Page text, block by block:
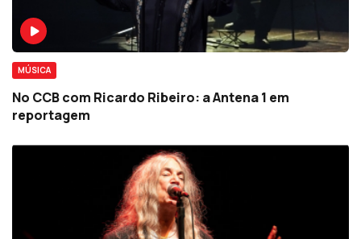
MÚSICA
No CCB com Ricardo Ribeiro: a Antena 1 em
reportagem